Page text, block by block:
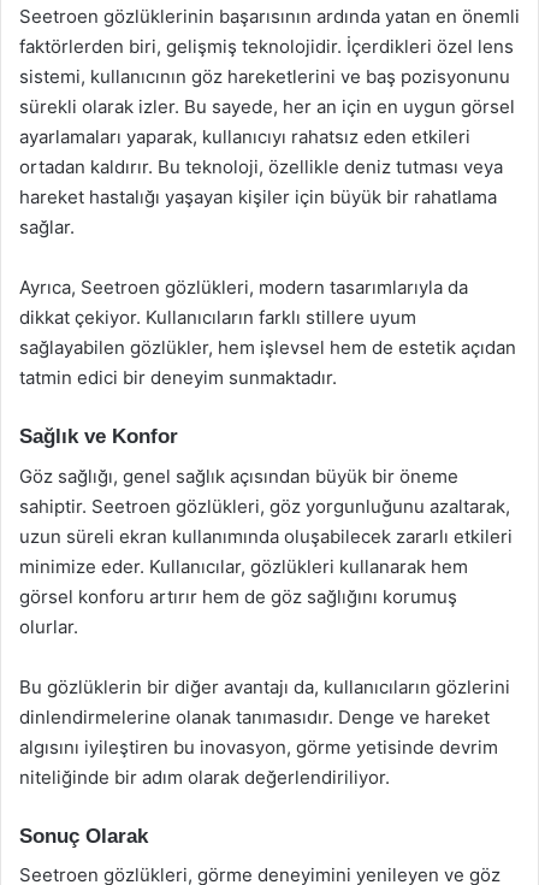
Seetroen gözlüklerinin başarısının ardında yatan en önemli
faktörlerden biri, gelişmiş teknolojidir. İçerdikleri özel lens
sistemi, kullanıcının göz hareketlerini ve baş pozisyonunu
sürekli olarak izler. Bu sayede, her an için en uygun görsel
ayarlamaları yaparak, kullanıcıyı rahatsız eden etkileri
ortadan kaldırır. Bu teknoloji, özellikle deniz tutması veya
hareket hastalığı yaşayan kişiler için büyük bir rahatlama
sağlar.
Ayrıca, Seetroen gözlükleri, modern tasarımlarıyla da
dikkat çekiyor. Kullanıcıların farklı stillere uyum
sağlayabilen gözlükler, hem işlevsel hem de estetik açıdan
tatmin edici bir deneyim sunmaktadır.
Sağlık ve Konfor
Göz sağlığı, genel sağlık açısından büyük bir öneme
sahiptir. Seetroen gözlükleri, göz yorgunluğunu azaltarak,
uzun süreli ekran kullanımında oluşabilecek zararlı etkileri
minimize eder. Kullanıcılar, gözlükleri kullanarak hem
görsel konforu artırır hem de göz sağlığını korumuş
olurlar.
Bu gözlüklerin bir diğer avantajı da, kullanıcıların gözlerini
dinlendirmelerine olanak tanımasıdır. Denge ve hareket
algısını iyileştiren bu inovasyon, görme yetisinde devrim
niteliğinde bir adım olarak değerlendiriliyor.
Sonuç Olarak
Seetroen gözlükleri, görme deneyimini yenileyen ve göz